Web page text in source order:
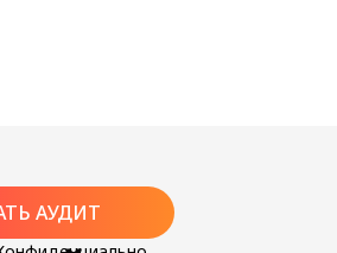
АУДИТ